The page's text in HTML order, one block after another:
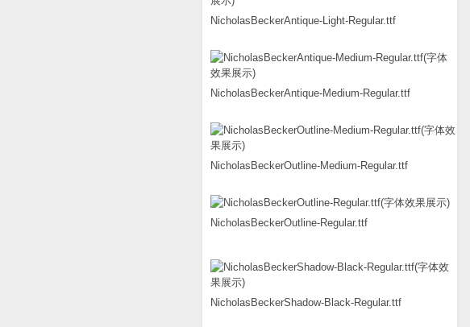
NicholasBeckerAntique-Light-Regular.ttf
NicholasBeckerAntique-Medium-Regular.ttf
NicholasBeckerOutline-Medium-Regular.ttf
NicholasBeckerOutline-Regular.ttf
NicholasBeckerShadow-Black-Regular.ttf